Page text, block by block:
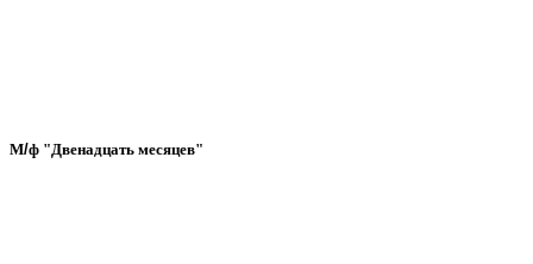
М/ф "Двенадцать месяцев"